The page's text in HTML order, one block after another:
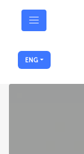
ENG